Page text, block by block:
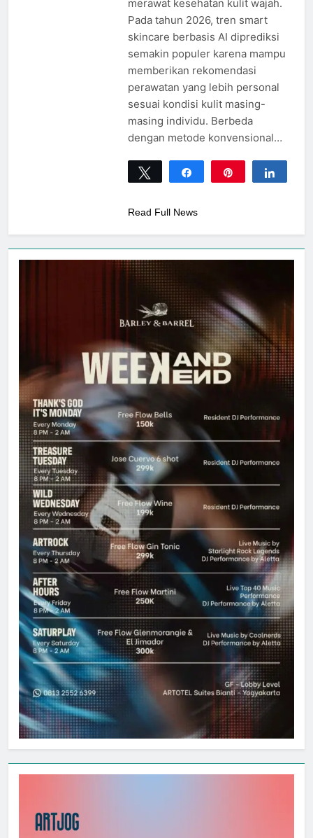
merawat kesehatan kulit wajah.
Pada tahun 2026, tren smart
skincare berbasis AI diprediksi
semakin populer karena mampu
memberikan rekomendasi
perawatan yang lebih personal
sesuai kondisi kulit masing-
masing individu. Berbeda
dengan metode konvensional…
Tweet Share
Read Full News